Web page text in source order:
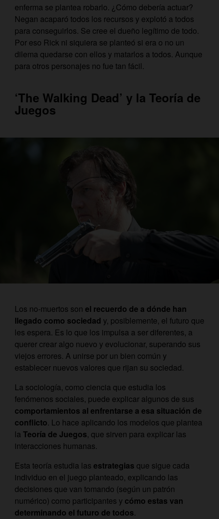
enferma se plantea robarlo. ¿Cómo debería actuar?
Negan acaparó todos los recursos y explotó a todos
para conseguirlos. Se cree el dueño legítimo de todo.
Por eso Rick ni siquiera se planteó si era o no un
dilema quedarse con ellos y matarlos a todos. Aunque
para otros personajes no fue tan fácil.
‘The Walking Dead’ y la Teoría de
Juegos
Los no-muertos son el recuerdo de a dónde han
llegado como sociedad y, posiblemente, el futuro que
les espera. Es lo que los impulsa a ser diferentes, a
querer crear algo nuevo y evolucionar, superando sus
viejos errores. A unirse por un bien común y
establecer nuevos valores que rijan su sociedad.
La sociología, como ciencia que estudia los
fenómenos sociales, puede explicar algunos de sus
comportamientos al enfrentarse a esa situación de
conflicto. Lo hace aplicando los modelos que plantea
la Teoría de Juegos, que sirven para explicar las
interacciones humanas.
Esta teoría estudia las estrategias que sigue cada
individuo en el juego planteado, explicando las
decisiones que van tomando (según un patrón
numérico) como participantes y cómo estas van
determinando el futuro de todos.